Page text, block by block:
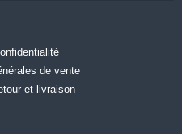
de vente
et livraison